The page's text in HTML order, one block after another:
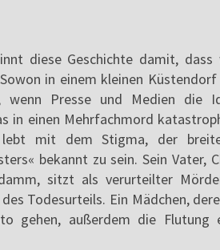
diese Geschichte damit,
in einem kleinen
wenn Presse und Medien die
in einen Mehrfachmord
lebt mit dem Stigma, der
bekannt zu sein. Sein Vater,
sitzt als verurteilter
Todesurteils. Ein Mädchen,
gehen, außerdem die Flutung